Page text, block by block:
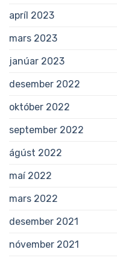
apríl 2023
mars 2023
janúar 2023
desember 2022
október 2022
september 2022
ágúst 2022
maí 2022
mars 2022
desember 2021
nóvember 2021